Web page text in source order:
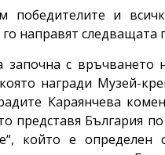
победителите и
го направят
започна с връчването
награди Музей-
Караянчева
представя България
който е определен